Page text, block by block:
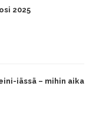
2025
iässä – mihin aika